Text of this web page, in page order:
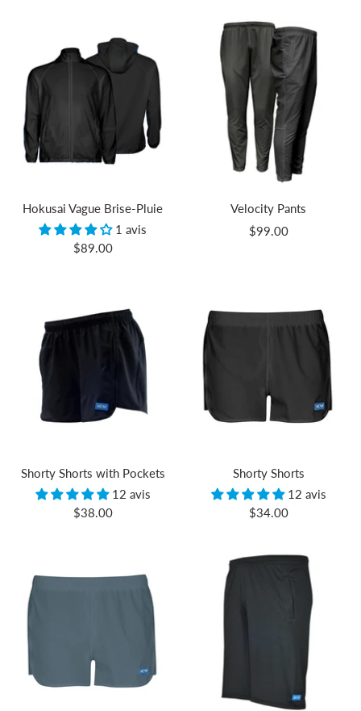
Hokusai Vague Brise-Pluie
1 avis
Prix
$89.00
Velocity Pants
Prix
$99.00
Shorty Shorts with Pockets
12 avis
Prix
$38.00
Shorty Shorts
12 avis
Prix
vente
$34.00